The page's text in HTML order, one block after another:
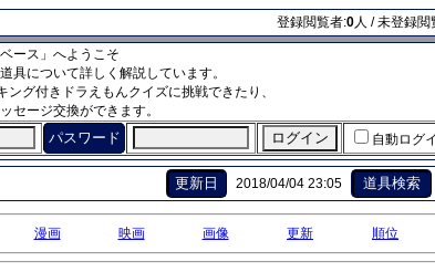
登録閲覧者:0人 / 未登録閲
ース」へようこそ
具について詳しく解説しています。
ング付きドラえもんクイズに挑戦できたり、
セージ交換ができます。
パスワード 自動ログ
更新日 2018/04/04 23:05 道具検索
漫画 映画 画像 更新 順位